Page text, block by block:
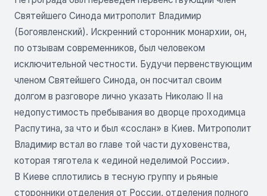
Святейшего Синода митрополит Владимир
(Богоявленский). Искренний сторонник монархии, он,
по отзывам современников, был человеком
исключительной честности. Будучи первенствующим
членом Святейшего Синода, он посчитал своим
долгом в разговоре лично указать Николаю II на
недопустимость пребывания во дворце проходимца
Распутина, за что и был «сослан» в Киев. Митрополит
Владимир встал во главе той части духовенства,
которая тяготела к «единой неделимой России».
В Киеве сплотились в тесную группу и рьяные
сторонники отделения от России, отделения полного